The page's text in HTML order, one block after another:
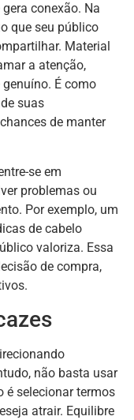
conexão. Na
que seu público
Material
a atenção,
É como
suas
de manter
se em
problemas ou
Por exemplo, um
de cabelo
valoriza. Essa
de compra,
não basta usar
é selecionar termos
atrair. Equilibre